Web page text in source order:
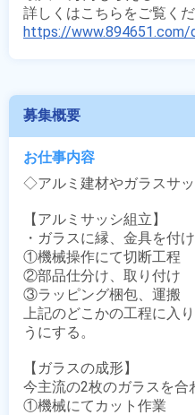
https://www.894651.com/
募集概要
お仕事内容
◇アルミ建材やガラスサ
【アルミサッシ組立】
・ガラスに縁、金具を付
①機械操作にて切断工程
②部品仕分け、取り付け
③ラッピング梱包、運搬
上記のどこかの工程に入
うにする。
【ガラスの成形】
今主流の2枚のガラスを合
①機械にてカット作業